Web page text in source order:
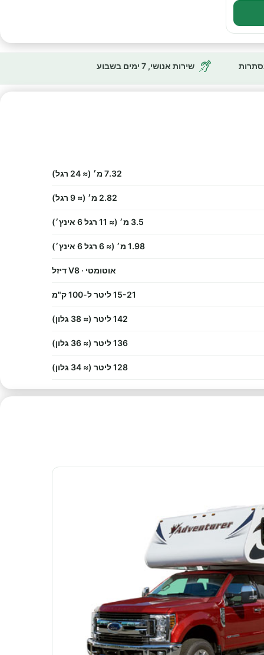
שירות אנושי, 7 ימים בשבוע
7.32 מ׳ (≈ 24 רגל)
2.82 מ׳ (≈ 9 רגל)
3.5 מ׳ (≈ 11 רגל 6 אינץ׳)
1.98 מ׳ (≈ 6 רגל 6 אינץ׳)
אוטומטי · V8 דיזל
15-21 ליטר ל-100 ק"מ
142 ליטר (≈ 38 גלון)
136 ליטר (≈ 36 גלון)
128 ליטר (≈ 34 גלון)